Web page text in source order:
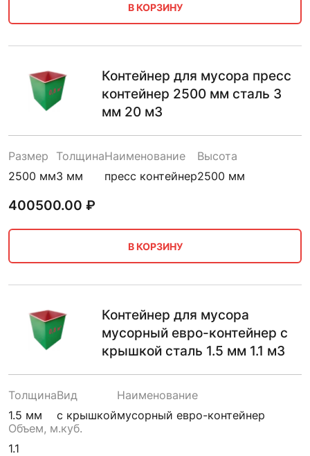
В КОРЗИНУ
Контейнер для мусора пресс
контейнер 2500 мм сталь 3
мм 20 м3
Размер
2500 мм
Толщина
3 мм
Наименование
пресс контейнер
Высота
2500 мм
400500.00 ₽
В КОРЗИНУ
Контейнер для мусора
мусорный евро-контейнер с
крышкой сталь 1.5 мм 1.1 м3
Толщина
1.5 мм
Вид
с крышкой
Наименование
мусорный евро-контейнер
Объем, м.куб.
1.1